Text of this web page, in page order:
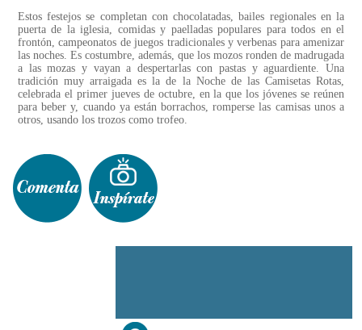
Estos festejos se completan con chocolatadas, bailes regionales en la
puerta de la iglesia, comidas y paelladas populares para todos en el
frontón, campeonatos de juegos tradicionales y verbenas para amenizar
las noches. Es costumbre, además, que los mozos ronden de madrugada
a las mozas y vayan a despertarlas con pastas y aguardiente. Una
tradición muy arraigada es la de la Noche de las Camisetas Rotas,
celebrada el primer jueves de octubre, en la que los jóvenes se reúnen
para beber y, cuando ya están borrachos, romperse las camisas unos a
otros, usando los trozos como trofeo.